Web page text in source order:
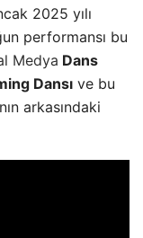
2025 yılı
performansı bu
Medya Dans
Dansı ve bu
arkasındaki